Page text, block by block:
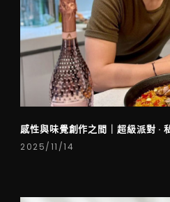
感性與味覺創作之間｜超級派對
The Art of Private Dining
2025/11/14